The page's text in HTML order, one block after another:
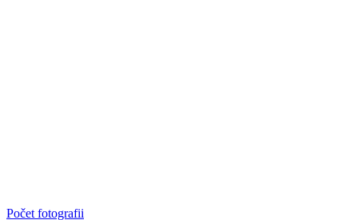
Počet fotografii